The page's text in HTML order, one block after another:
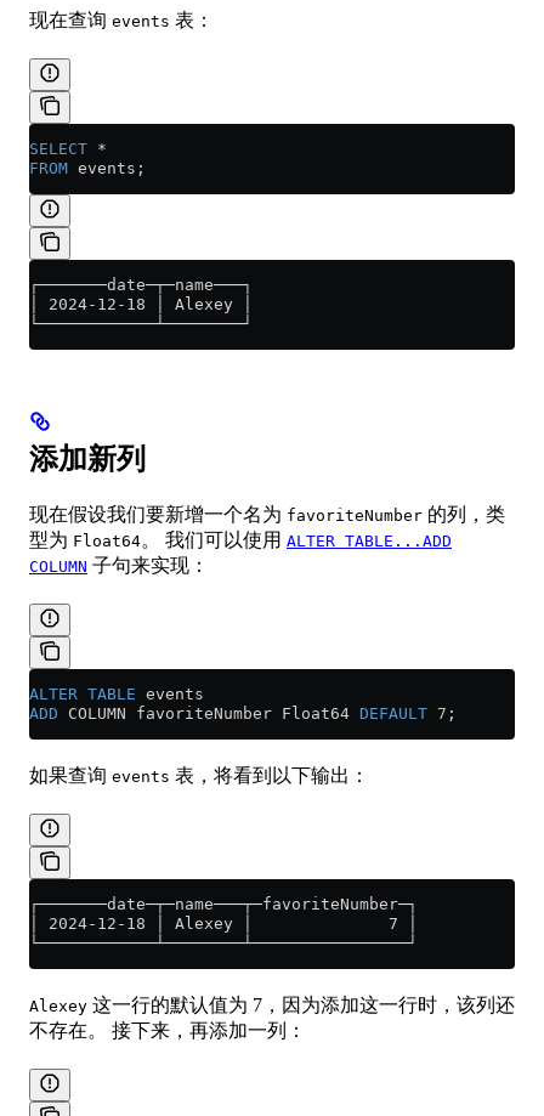
现在查询 events 表：
SELECT *
FROM events;
┌───────date─┬─name───┐
│ 2024-12-18 │ Alexey │
└────────────┴────────┘
添加新列
现在假设我们要新增一个名为 favoriteNumber 的列，类
型为 Float64。 我们可以使用 ALTER TABLE...ADD
COLUMN 子句来实现：
ALTER TABLE events
ADD COLUMN favoriteNumber Float64 DEFAULT 7 ;
如果查询 events 表，将看到以下输出：
┌───────date─┬─name───┬─favoriteNumber─┐
│ 2024-12-18 │ Alexey │              7 │
└────────────┴────────┴────────────────┘
Alexey 这一行的默认值为 7，因为添加这一行时，该列还
不存在。 接下来，再添加一列：